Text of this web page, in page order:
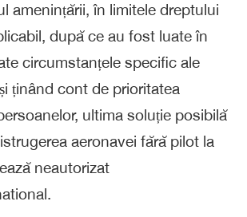
amenințării, în limitele dreptului
după ce au fost luate în
circumstanțele specific ale
ținând cont de prioritatea
ultima soluție posibilă
aeronavei fără pilot la
neautorizat